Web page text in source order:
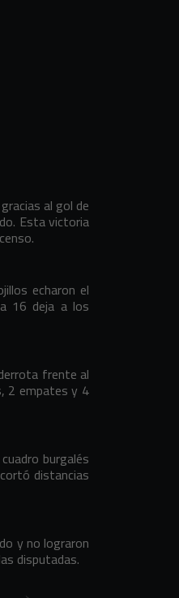
al gol de
Esta victoria
echaron el
16 deja a los
frente al
2 empates y 4
burgalés
distancias
y no lograron
disputadas.